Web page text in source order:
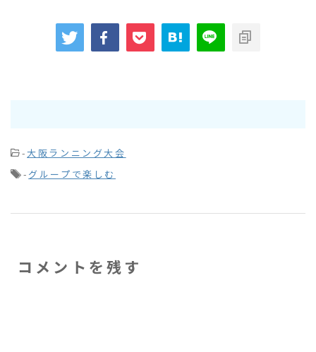
-大阪ランニング大会
- グループで楽しむ
コメントを残す